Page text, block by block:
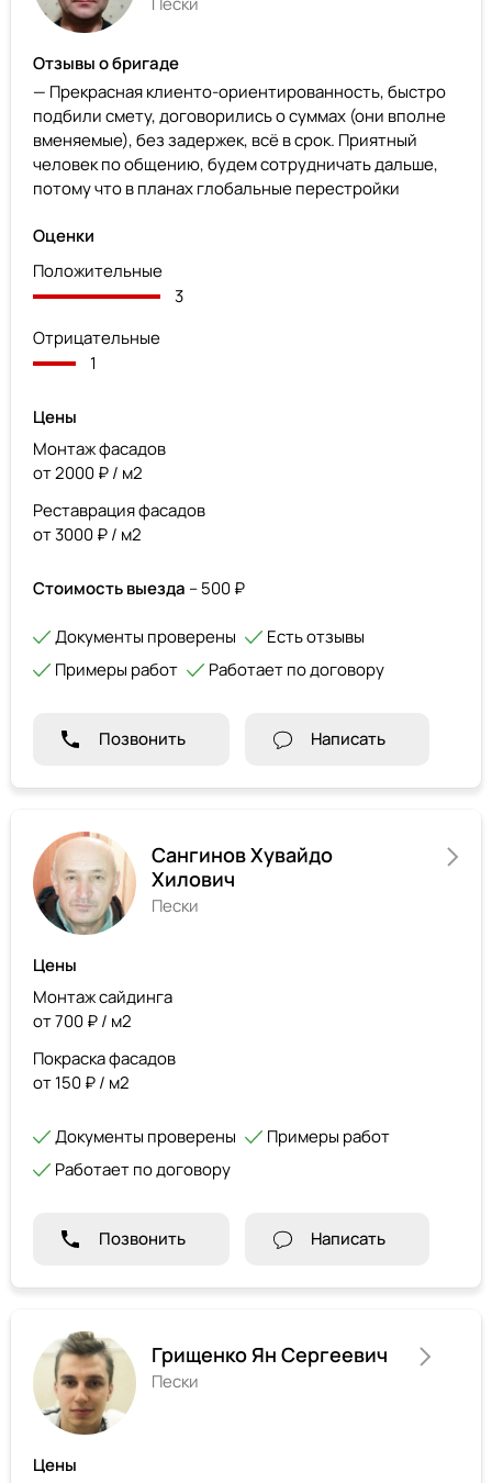
Отзывы о бригаде
— Прекрасная клиенто-ориентированность, быстро
подбили смету, договорились о суммах (они вполне
вменяемые), без задержек, всё в срок. Приятный
человек по общению, будем сотрудничать дальше,
потому что в планах глобальные перестройки
Оценки
Положительные
3
Отрицательные
1
Цены
Монтаж фасадов
от 2000 ₽ / м2
Реставрация фасадов
от 3000 ₽ / м2
Стоимость выезда – 500 ₽
Документы проверены
Есть отзывы
Примеры работ
Работает по договору
Позвонить Написать
Сангинов Хувайдо
Хилович
Пески
Цены
Монтаж сайдинга
от 700 ₽ / м2
Покраска фасадов
от 150 ₽ / м2
Документы проверены
Примеры работ
Работает по договору
Позвонить Написать
Грищенко Ян Сергеевич
Пески
Цены